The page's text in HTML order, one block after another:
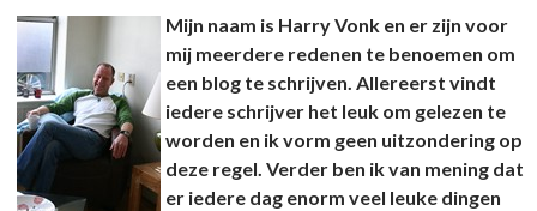
Mijn naam is Harry Vonk en er zijn voor
mij meerdere redenen te benoemen om
een blog te schrijven. Allereerst vindt
iedere schrijver het leuk om gelezen te
worden en ik vorm geen uitzondering op
deze regel. Verder ben ik van mening dat
er iedere dag enorm veel leuke dingen